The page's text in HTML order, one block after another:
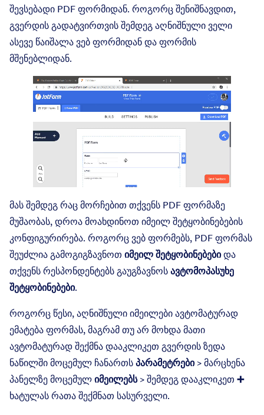
შევსებადი PDF ფორმიდან. როგორც შენიშნავდით,
გვერდის გადატვირთვის შემდეგ აღნიშნული ველი
ასევე წაიშალა ვებ ფორმიდან და ფორმის
მშენებლიდან.
მას შემდეგ რაც მორჩებით თქვენს PDF ფორმაზე
მუშაობას, დროა მოახდინოთ იმეილ შეტყობინებების
კონფიგურირება. როგორც ვებ ფორმებს, PDF ფორმას
შეუძლია გამოგიგზავნოთ იმეილ შეტყობინებებიდა
თქვენს რესპონდენტებს გაუგზავნოს ავტომოპასუხე
შეტყობინებები.
როგორც წესი, აღნიშნული იმეილები ავტომატურად
ემატება ფორმას, მაგრამ თუ არ მოხდა მათი
ავტომატურად შექმნა დააკლიკეთ გვერდის ზედა
ნაწილში მოცემულ ჩანართს პარამეტრები> მარცხენა
პანელზე მოცემულ იმეილებს> შემდეგ დააკლიკეთ ➕
ხატულას რათა შექმნათ სასურველი.